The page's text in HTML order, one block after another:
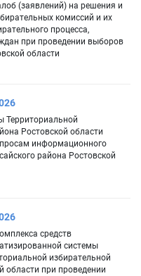
(заявлений) на решения и
комиссий и их
процесса,
при проведении выборов
области
Территориальной
Ростовской области
информационного
района Ростовской
средств
системы
избирательной
области при проведении